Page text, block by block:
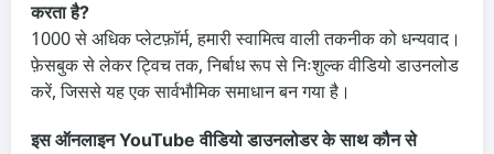
करता है?
1000 से अधिक प्लेटफ़ॉर्म, हमारी स्वामित्व वाली तकनीक को धन्यवाद।
फ़ेसबुक से लेकर ट्विच तक, निर्बाध रूप से निःशुल्क वीडियो डाउनलोड
करें, जिससे यह एक सार्वभौमिक समाधान बन गया है।
इस ऑनलाइन YouTube वीडियो डाउनलोडर के साथ कौन से